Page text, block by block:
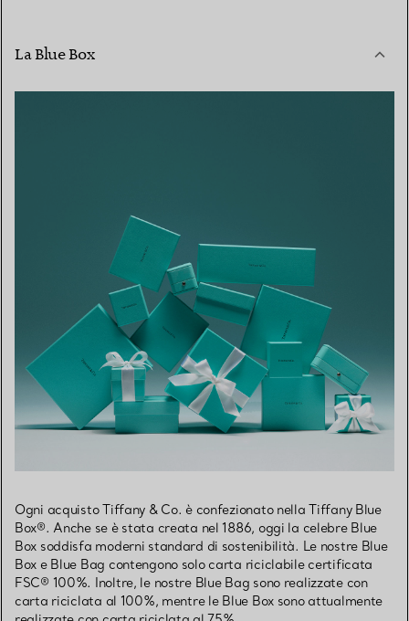
La Blue Box
Ogni acquisto Tiffany & Co. è confezionato nella Tiffany Blue
Box®. Anche se è stata creata nel 1886, oggi la celebre Blue
Box soddisfa moderni standard di sostenibilità. Le nostre Blue
Box e Blue Bag contengono solo carta riciclabile certificata
FSC® 100%. Inoltre, le nostre Blue Bag sono realizzate con
carta riciclata al 100%, mentre le Blue Box sono attualmente